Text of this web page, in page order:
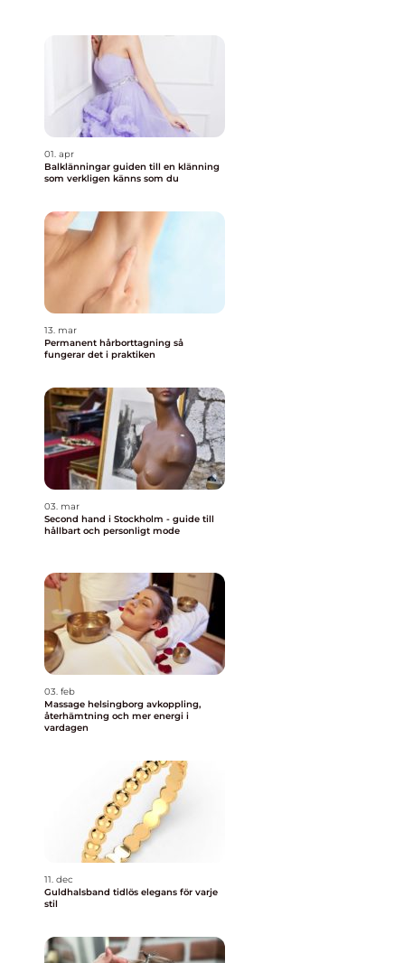
01. apr
Balklänningar guiden till en klänning
som verkligen känns som du
13. mar
Permanent hårborttagning så
fungerar det i praktiken
03. mar
Second hand i Stockholm - guide till
hållbart och personligt mode
03. feb
Massage helsingborg avkoppling,
återhämtning och mer energi i
vardagen
11. dec
Guldhalsband tidlös elegans för varje
stil